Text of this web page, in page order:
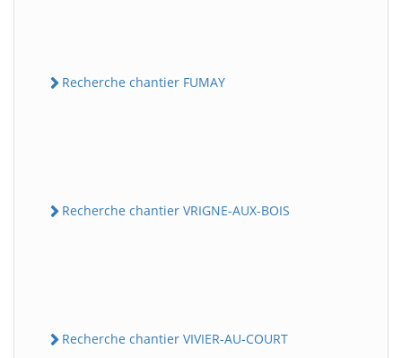
Recherche chantier FUMAY
Recherche chantier VRIGNE-AUX-BOIS
Recherche chantier VIVIER-AU-COURT